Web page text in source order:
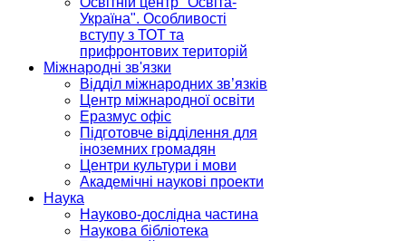
Україна". Особливості
вступу з ТОТ та
прифронтових територій
Міжнародні зв'язки
Відділ міжнародних зв’язків
Центр міжнародної освіти
Еразмус офіс
Підготовче відділення для
іноземних громадян
Центри культури і мови
Академічні наукові проекти
Наука
Науково-дослідна частина
Наукова бібліотека